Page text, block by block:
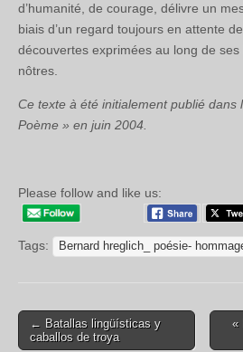
d’humanité, de courage, délivre un
biais d’un regard toujours en attente
découvertes exprimées au long de
nôtres.
Ce texte à été initialement publié dans
Poème » en juin 2004.
Please follow and like us:
Tags: Bernard hreglich_ poésie-
← Batallas lingüísticas y
caballos de troya
«